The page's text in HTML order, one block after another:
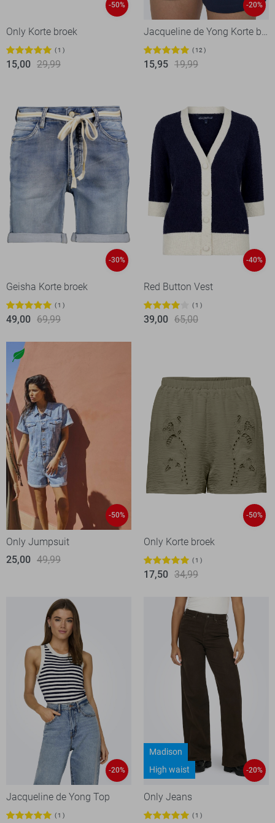
-50%
Only Korte broek
1
15,00 29,99
-20%
Jacqueline de Yong Korte broek
12
15,95 19,99
-30%
Geisha Korte broek
1
49,00 69,99
-40%
Red Button Vest
1
39,00 65,00
-50%
Only Jumpsuit
25,00 49,99
-50%
Only Korte broek
1
17,50 34,99
-20%
Jacqueline de Yong Top
1
Madison
High waist
-20%
Only Jeans
1